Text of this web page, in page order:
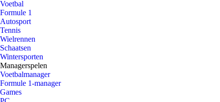
Voetbal
Formule 1
Autosport
Tennis
Wielrennen
Schaatsen
Wintersporten
Managerspelen
Voetbalmanager
Formule 1-manager
Games